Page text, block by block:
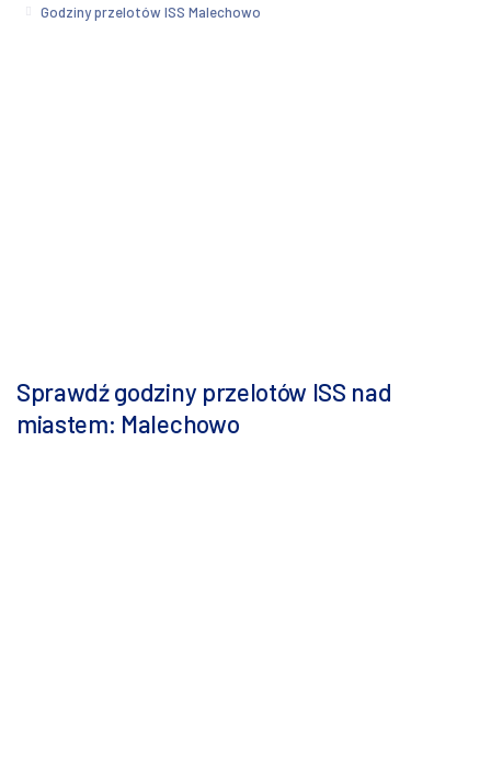
Godziny przelotów ISS Malechowo
Sprawdź godziny przelotów ISS nad
miastem: Malechowo